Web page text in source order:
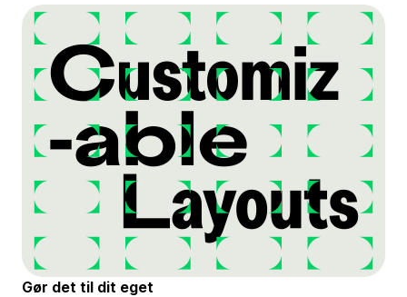
Gør det til dit eget